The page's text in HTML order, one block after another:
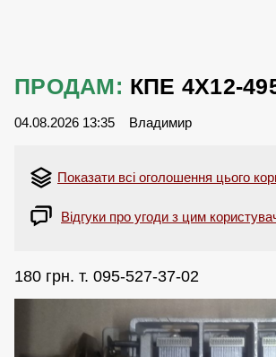
ПРОДАМ: КПЕ 4Х12-
04.08.2026 13:35 Владимир
Показати всі оголошення цього
Відгуки про угоди з цим
180 грн. т. 095-527-37-02